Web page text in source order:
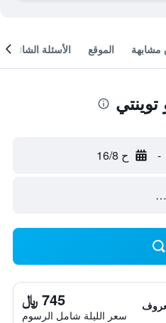
مشابهة الموقع الأسئلة الشائعة
- ح 16/8
745 ﷼
سعر الليلة شامل الرسوم